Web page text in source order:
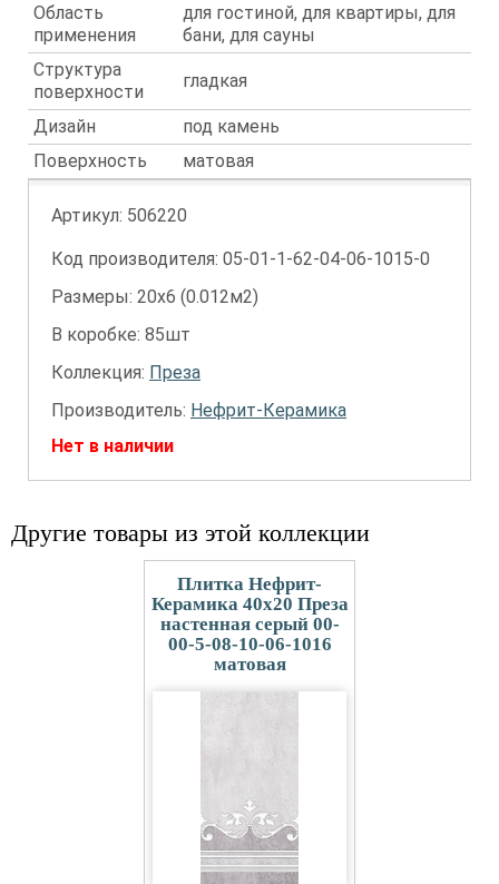
Область
применения
для гостиной, для квартиры, для
бани, для сауны
Структура
поверхности
гладкая
Дизайн
под камень
Поверхность
матовая
Артикул: 506220
Код производителя: 05-01-1-62-04-06-1015-0
Размеры: 20х6 (0.012м2)
В коробке: 85шт
Коллекция: Преза
Производитель: Нефрит-Керамика
Нет в наличии
Другие товары из этой коллекции
Плитка Нефрит-
Керамика 40x20 Преза
настенная серый 00-
00-5-08-10-06-1016
матовая